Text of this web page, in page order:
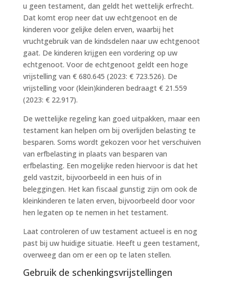
u geen testament, dan geldt het wettelijk erfrecht.
Dat komt erop neer dat uw echtgenoot en de
kinderen voor gelijke delen erven, waarbij het
vruchtgebruik van de kindsdelen naar uw echtgenoot
gaat. De kinderen krijgen een vordering op uw
echtgenoot. Voor de echtgenoot geldt een hoge
vrijstelling van € 680.645 (2023: € 723.526). De
vrijstelling voor (klein)kinderen bedraagt € 21.559
(2023: € 22.917).
De wettelijke regeling kan goed uitpakken, maar een
testament kan helpen om bij overlijden belasting te
besparen. Soms wordt gekozen voor het verschuiven
van erfbelasting in plaats van besparen van
erfbelasting. Een mogelijke reden hiervoor is dat het
geld vastzit, bijvoorbeeld in een huis of in
beleggingen. Het kan fiscaal gunstig zijn om ook de
kleinkinderen te laten erven, bijvoorbeeld door voor
hen legaten op te nemen in het testament.
Laat controleren of uw testament actueel is en nog
past bij uw huidige situatie. Heeft u geen testament,
overweeg dan om er een op te laten stellen.
Gebruik de schenkingsvrijstellingen